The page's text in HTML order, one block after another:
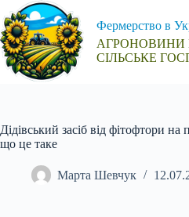
Перейти
до
вмісту
Фермерство в
АГРОНОВИНИ
СІЛЬСЬКЕ
Дідівський засіб від фітофтори на
що це таке
Марта Шевчук